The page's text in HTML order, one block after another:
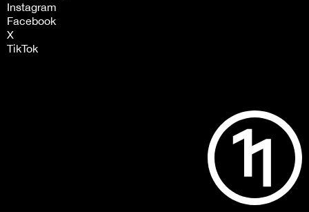
Instagram
Facebook
X
TikTok